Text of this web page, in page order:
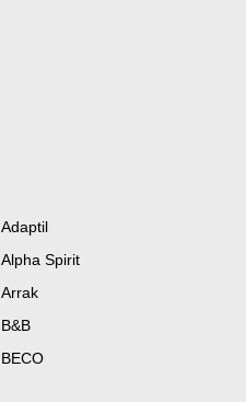
Adaptil
Alpha Spirit
Arrak
B&B
BECO